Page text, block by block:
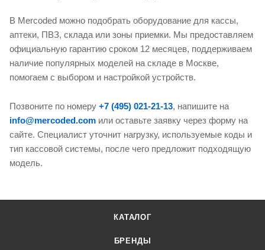
В Mercoded можно подобрать оборудование для кассы,
аптеки, ПВЗ, склада или зоны приемки. Мы предоставляем
официальную гарантию сроком 12 месяцев, поддерживаем
наличие популярных моделей на складе в Москве,
помогаем с выбором и настройкой устройств.
Позвоните по номеру +7 (495) 021-21-13, напишите на
info@mercoded.com или оставьте заявку через форму на
сайте. Специалист уточнит нагрузку, используемые коды и
тип кассовой системы, после чего предложит подходящую
модель.
КАТАЛОГ
БРЕНДЫ